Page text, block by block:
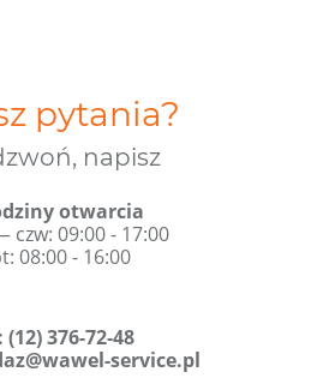
pytania?
napisz
otwarcia
czw: 09:00 - 17:00
08:00 - 16:00
(12) 376-72-48
service.pl